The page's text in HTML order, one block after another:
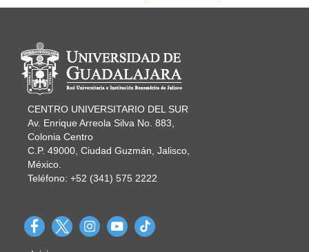
Información del portal
CENTRO UNIVERSITARIO DEL SUR
Av. Enrique Arreola Silva No. 883,
Colonia Centro
C.P. 49000, Ciudad Guzmán, Jalisco,
México.
Teléfono: +52 (341) 575 2222